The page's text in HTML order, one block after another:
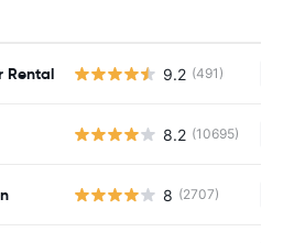
Rental 9.2 (491)
8.2 (10695)
8 (2707)